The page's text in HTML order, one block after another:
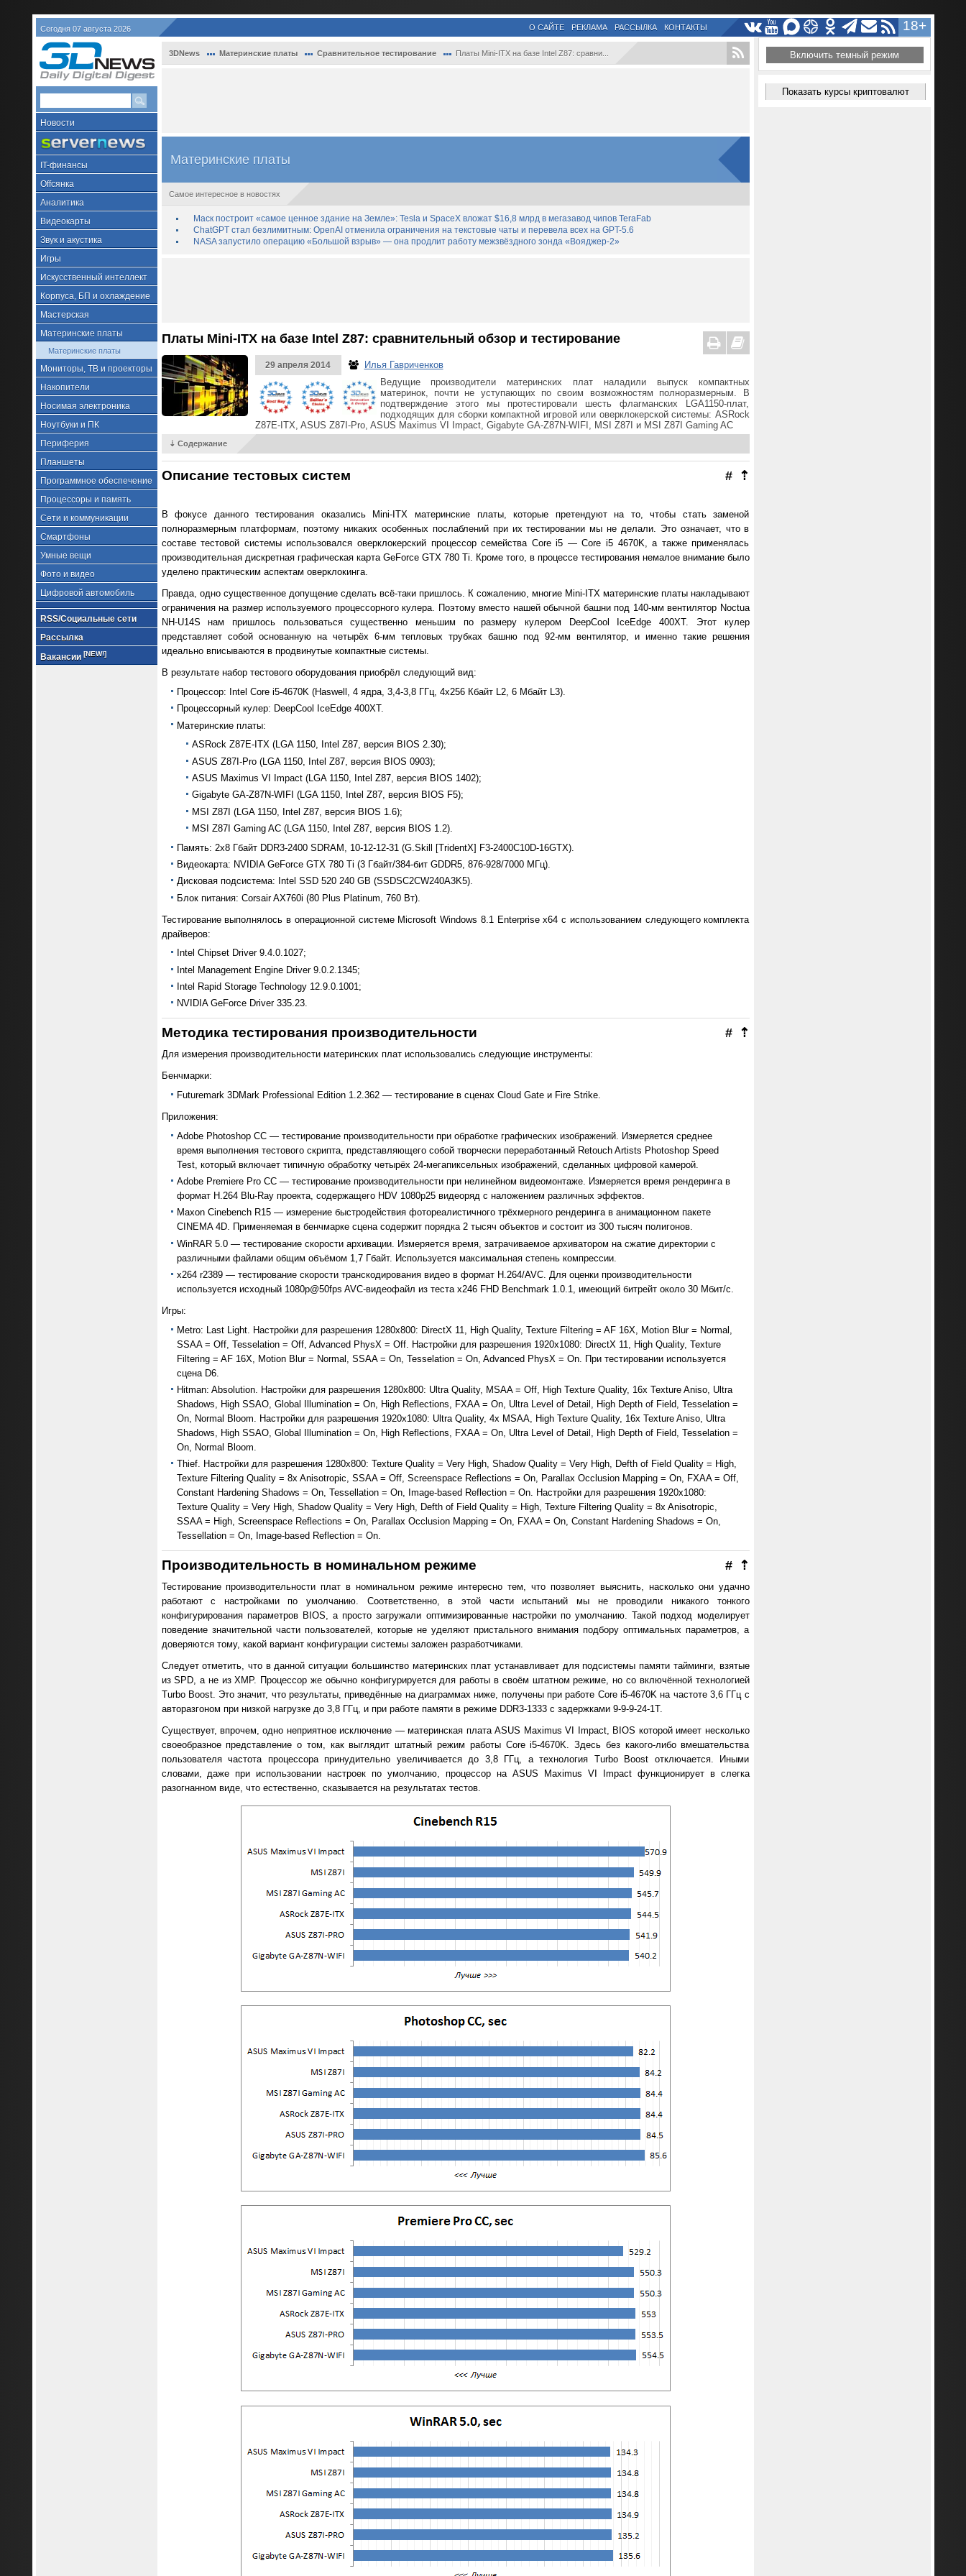
Сегодня 07 августа 2026 18+
О САЙТЕ РЕКЛАМА РАССЫЛКА КОНТАКТЫ
Новости
IT-финансы
Offсянка
Аналитика
Видеокарты
Звук и акустика
Игры
Искусственный интеллект
Корпуса, БП и охлаждение
Мастерская
Материнские платы
Материнские платы
Мониторы, ТВ и проекторы
Накопители
Носимая электроника
Ноутбуки и ПК
Периферия
Планшеты
Программное обеспечение
Процессоры и память
Сети и коммуникации
Смартфоны
Умные вещи
Фото и видео
Цифровой автомобиль
RSS/Социальные сети
Рассылка
Вакансии [NEW!]
3DNews Материнские платы Сравнительное тестирование Платы Mini-ITX на базе Intel Z87: сравни...
Материнские платы
Самое интересное в новостях
Маск построит «самое ценное здание на Земле»: Tesla и SpaceX вложат $16,8 млрд в мегазавод чипов TeraFab
ChatGPT стал безлимитным: OpenAI отменила ограничения на текстовые чаты и перевела всех на GPT-5.6
NASA запустило операцию «Большой взрыв» — она продлит работу межзвёздного зонда «Вояджер-2»
Платы Mini-ITX на базе Intel Z87: сравнительный обзор и тестирование
29 апреля 2014
Илья Гавриченков
Ведущие производители материнских плат наладили выпуск компактных
материнок, почти не уступающих по своим возможностям полноразмерным. В
подтверждение этого мы протестировали шесть флагманских LGA1150-плат,
подходящих для сборки компактной игровой или оверклокерской системы: ASRock
Z87E-ITX, ASUS Z87I-Pro, ASUS Maximus VI Impact, Gigabyte GA-Z87N-WIFI, MSI Z87I и MSI Z87I Gaming AC
⇣ Содержание
⇡
#
Описание тестовых систем
В фокусе данного тестирования оказались Mini-ITX материнские платы, которые претендуют на то, чтобы стать заменой
полноразмерным платформам, поэтому никаких особенных послаблений при их тестировании мы не делали. Это означает, что в
составе тестовой системы использовался оверклокерский процессор семейства Core i5 — Core i5 4670K, а также применялась
производительная дискретная графическая карта GeForce GTX 780 Ti. Кроме того, в процессе тестирования немалое внимание было
уделено практическим аспектам оверклокинга.
Правда, одно существенное допущение сделать всё-таки пришлось. К сожалению, многие Mini-ITX материнские платы накладывают
ограничения на размер используемого процессорного кулера. Поэтому вместо нашей обычной башни под 140-мм вентилятор Noctua
NH-U14S нам пришлось пользоваться существенно меньшим по размеру кулером DeepCool IceEdge 400XT. Этот кулер
представляет собой основанную на четырёх 6-мм тепловых трубках башню под 92-мм вентилятор, и именно такие решения
идеально вписываются в продвинутые компактные системы.
В результате набор тестового оборудования приобрёл следующий вид:
Процессор: Intel Core i5-4670K (Haswell, 4 ядра, 3,4-3,8 ГГц, 4x256 Кбайт L2, 6 Мбайт L3).
Процессорный кулер: DeepCool IceEdge 400XT.
Материнские платы:
ASRock Z87E-ITX (LGA 1150, Intel Z87, версия BIOS 2.30);
ASUS Z87I-Pro (LGA 1150, Intel Z87, версия BIOS 0903);
ASUS Maximus VI Impact (LGA 1150, Intel Z87, версия BIOS 1402);
Gigabyte GA-Z87N-WIFI (LGA 1150, Intel Z87, версия BIOS F5);
MSI Z87I (LGA 1150, Intel Z87, версия BIOS 1.6);
MSI Z87I Gaming AC (LGA 1150, Intel Z87, версия BIOS 1.2).
Память: 2x8 Гбайт DDR3-2400 SDRAM, 10-12-12-31 (G.Skill [TridentX] F3-2400C10D-16GTX).
Видеокарта: NVIDIA GeForce GTX 780 Ti (3 Гбайт/384-бит GDDR5, 876-928/7000 МГц).
Дисковая подсистема: Intel SSD 520 240 GB (SSDSC2CW240A3K5).
Блок питания: Corsair AX760i (80 Plus Platinum, 760 Вт).
Тестирование выполнялось в операционной системе Microsoft Windows 8.1 Enterprise x64 с использованием следующего комплекта
драйверов:
Intel Chipset Driver 9.4.0.1027;
Intel Management Engine Driver 9.0.2.1345;
Intel Rapid Storage Technology 12.9.0.1001;
NVIDIA GeForce Driver 335.23.
⇡
#
Методика тестирования производительности
Для измерения производительности материнских плат использовались следующие инструменты:
Бенчмарки:
Futuremark 3DMark Professional Edition 1.2.362 — тестирование в сценах Cloud Gate и Fire Strike.
Приложения:
Adobe Photoshop CC — тестирование производительности при обработке графических изображений. Измеряется среднее
время выполнения тестового скрипта, представляющего собой творчески переработанный Retouch Artists Photoshop Speed
Test, который включает типичную обработку четырёх 24-мегапиксельных изображений, сделанных цифровой камерой.
Adobe Premiere Pro CC — тестирование производительности при нелинейном видеомонтаже. Измеряется время рендеринга в
формат H.264 Blu-Ray проекта, содержащего HDV 1080p25 видеоряд с наложением различных эффектов.
Maxon Cinebench R15 — измерение быстродействия фотореалистичного трёхмерного рендеринга в анимационном пакете
CINEMA 4D. Применяемая в бенчмарке сцена содержит порядка 2 тысяч объектов и состоит из 300 тысяч полигонов.
WinRAR 5.0 — тестирование скорости архивации. Измеряется время, затрачиваемое архиватором на сжатие директории с
различными файлами общим объёмом 1,7 Гбайт. Используется максимальная степень компрессии.
x264 r2389 — тестирование скорости транскодирования видео в формат H.264/AVC. Для оценки производительности
используется исходный 1080p@50fps AVC-видеофайл из теста x246 FHD Benchmark 1.0.1, имеющий битрейт около 30 Мбит/с.
Игры:
Metro: Last Light. Настройки для разрешения 1280х800: DirectX 11, High Quality, Texture Filtering = AF 16X, Motion Blur = Normal,
SSAA = Off, Tesselation = Off, Advanced PhysX = Off. Настройки для разрешения 1920x1080: DirectX 11, High Quality, Texture
Filtering = AF 16X, Motion Blur = Normal, SSAA = On, Tesselation = On, Advanced PhysX = On. При тестировании используется
сцена D6.
Hitman: Absolution. Настройки для разрешения 1280х800: Ultra Quality, MSAA = Off, High Texture Quality, 16x Texture Aniso, Ultra
Shadows, High SSAO, Global Illumination = On, High Reflections, FXAA = On, Ultra Level of Detail, High Depth of Field, Tesselation =
On, Normal Bloom. Настройки для разрешения 1920x1080: Ultra Quality, 4x MSAA, High Texture Quality, 16x Texture Aniso, Ultra
Shadows, High SSAO, Global Illumination = On, High Reflections, FXAA = On, Ultra Level of Detail, High Depth of Field, Tesselation =
On, Normal Bloom.
Thief. Настройки для разрешения 1280х800: Texture Quality = Very High, Shadow Quality = Very High, Defth of Field Quality = High,
Texture Filtering Quality = 8x Anisotropic, SSAA = Off, Screenspace Reflections = On, Parallax Occlusion Mapping = On, FXAA = Off,
Constant Hardening Shadows = On, Tessellation = On, Image-based Reflection = On. Настройки для разрешения 1920х1080:
Texture Quality = Very High, Shadow Quality = Very High, Defth of Field Quality = High, Texture Filtering Quality = 8x Anisotropic,
SSAA = High, Screenspace Reflections = On, Parallax Occlusion Mapping = On, FXAA = On, Constant Hardening Shadows = On,
Tessellation = On, Image-based Reflection = On.
⇡
#
Производительность в номинальном режиме
Тестирование производительности плат в номинальном режиме интересно тем, что позволяет выяснить, насколько они удачно
работают с настройками по умолчанию. Соответственно, в этой части испытаний мы не проводили никакого тонкого
конфигурирования параметров BIOS, а просто загружали оптимизированные настройки по умолчанию. Такой подход моделирует
поведение значительной части пользователей, которые не уделяют пристального внимания подбору оптимальных параметров, а
доверяются тому, какой вариант конфигурации системы заложен разработчиками.
Следует отметить, что в данной ситуации большинство материнских плат устанавливает для подсистемы памяти тайминги, взятые
из SPD, а не из XMP. Процессор же обычно конфигурируется для работы в своём штатном режиме, но со включённой технологией
Turbo Boost. Это значит, что результаты, приведённые на диаграммах ниже, получены при работе Core i5-4670K на частоте 3,6 ГГц с
авторазгоном при низкой нагрузке до 3,8 ГГц, и при работе памяти в режиме DDR3-1333 с задержками 9-9-9-24-1T.
Существует, впрочем, одно неприятное исключение — материнская плата ASUS Maximus VI Impact, BIOS которой имеет несколько
своеобразное представление о том, как выглядит штатный режим работы Core i5-4670K. Здесь без какого-либо вмешательства
пользователя частота процессора принудительно увеличивается до 3,8 ГГц, а технология Turbo Boost отключается. Иными
словами, даже при использовании настроек по умолчанию, процессор на ASUS Maximus VI Impact функционирует в слегка
разогнанном виде, что естественно, сказывается на результатах тестов.
Включить темный режим
Показать курсы криптовалют